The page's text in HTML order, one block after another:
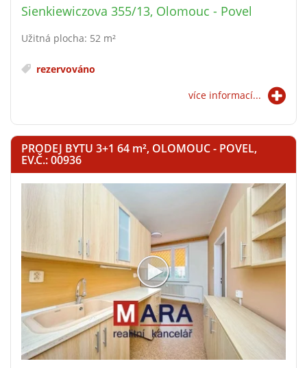
Sienkiewiczova 355/13, Olomouc - Povel
Užitná plocha: 52 m²
rezervováno
více informací...
PRODEJ BYTU 3+1 64 m², OLOMOUC - POVEL,
EV.Č.: 00936